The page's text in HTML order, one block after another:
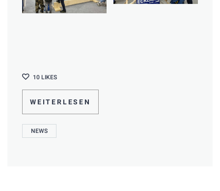
NEWS
WEITERLESEN
10 LIKES